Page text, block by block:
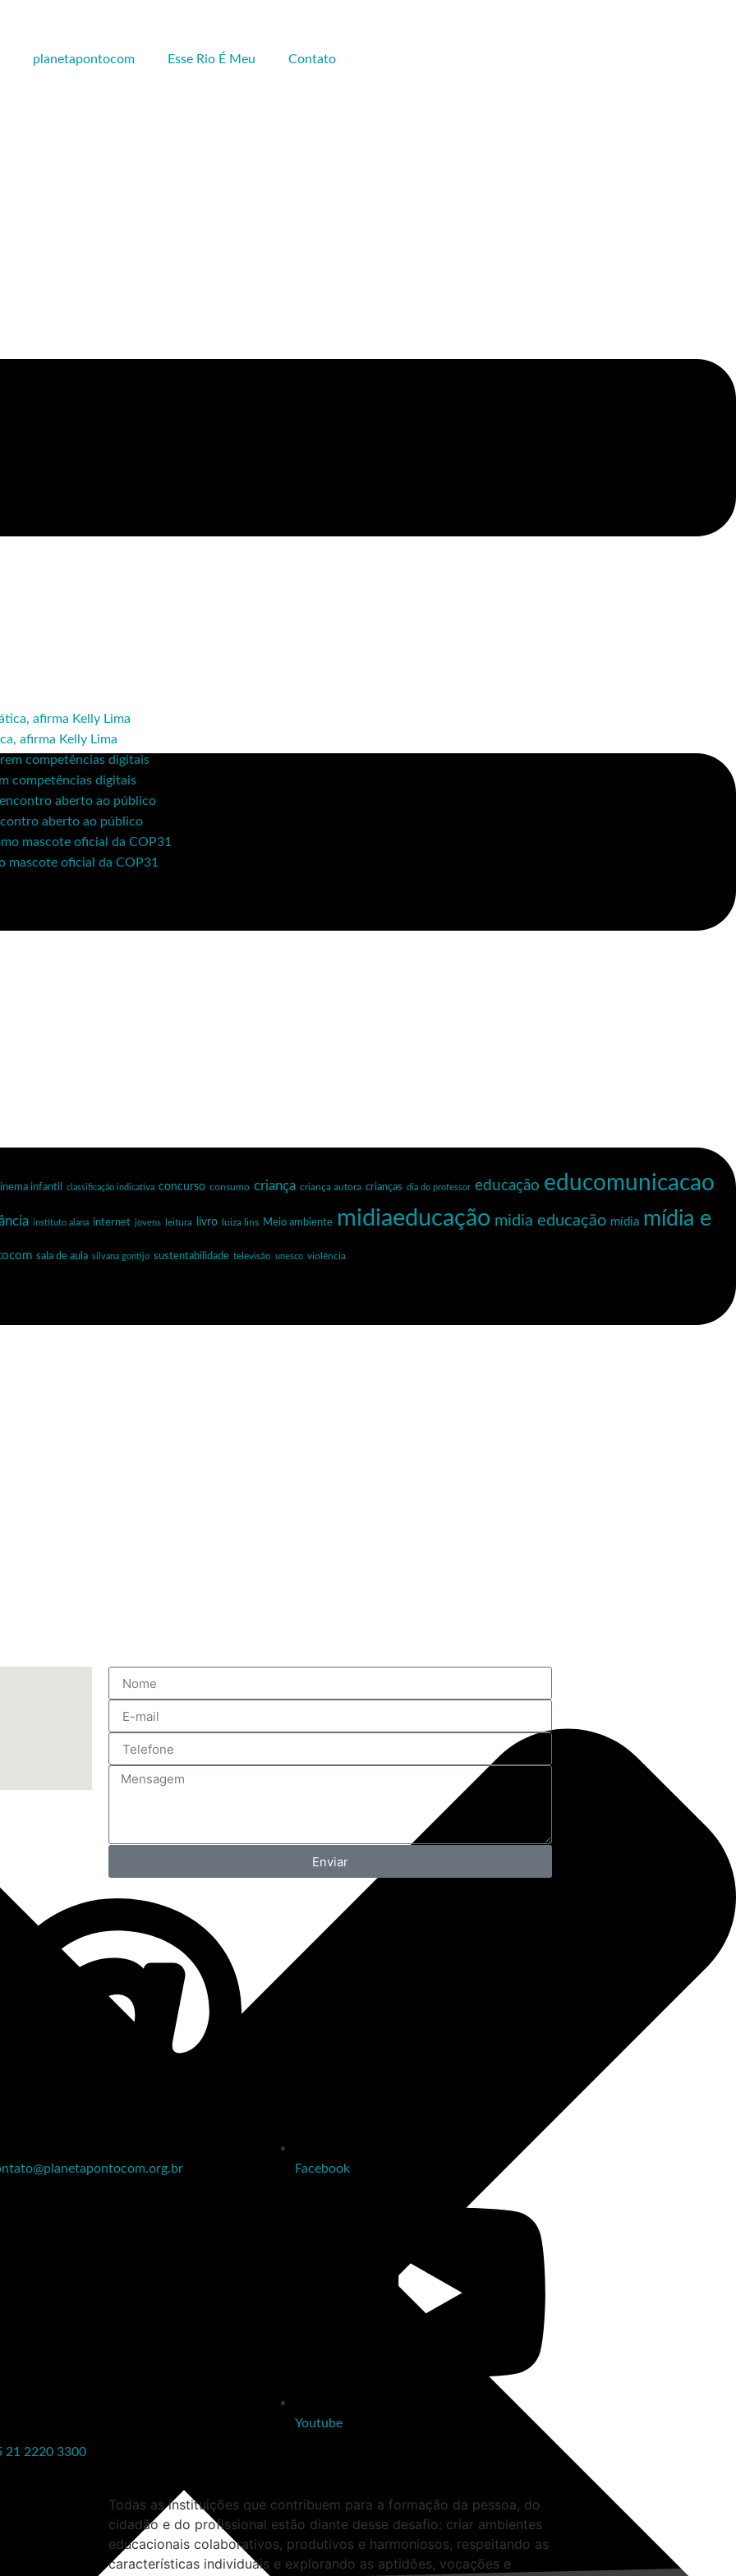
planetapontocom Esse Rio É Meu Contato
afirma Kelly Lima
competências digitais
aberto ao público
mascote oficial da COP31
infantil classificação indicativa concurso consumo criança criança autora crianças dia do professor educação educomunicacao
instituto alana internet jovens leitura livro luiza lins Meio ambiente midiaeducação midia educação mídia mídia e
sala de aula silvana gontijo sustentabilidade televisão unesco violência
Enviar
21 2220 3300
Facebook
Youtube
Todas as instituições que contribuem para a formação da pessoa, do
cidadão e do profissional estão diante desse desafio: criar ambientes
educacionais colaborativos, produtivos e harmoniosos, respeitando as
características individuais e explorando as aptidões, vocações e